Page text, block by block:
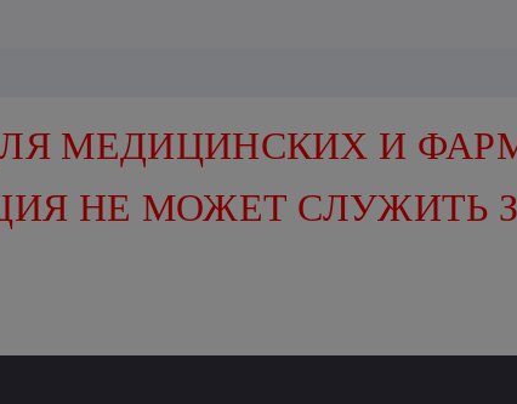
(МИР)
МЕДИЦИНСКИХ И
НЕ МОЖЕТ СЛУЖИТЬ